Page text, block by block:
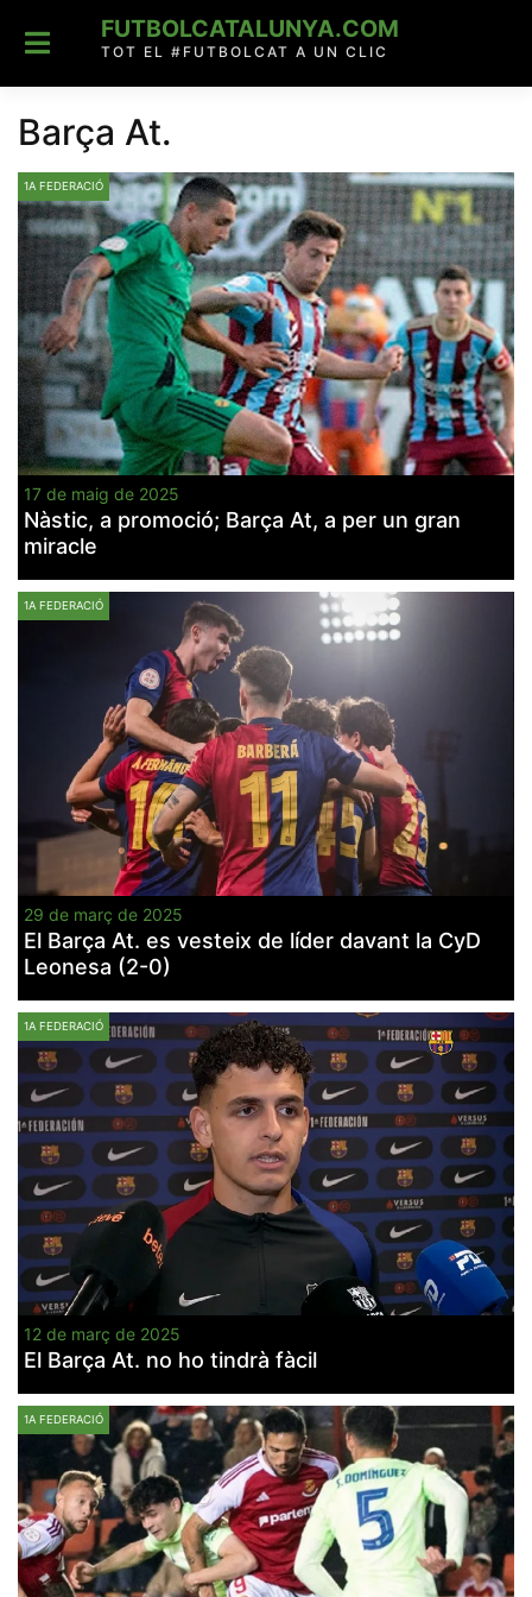
content
FUTBOLCATALUNYA.COM
TOT EL #FUTBOLCAT A UN CLIC
Barça At.
1A FEDERACIÓ
17 de maig de 2025
Nàstic, a promoció; Barça At, a per un gran
miracle
1A FEDERACIÓ
29 de març de 2025
El Barça At. es vesteix de líder davant la CyD
Leonesa (2-0)
1A FEDERACIÓ
12 de març de 2025
El Barça At. no ho tindrà fàcil
1A FEDERACIÓ
Aquestes
cookies no
són
opcionals,
són
necessàries
per al
funcionament
tècnic de la
web.
Estadístiques
Recopilem
de manera
anònima d'ús
del lloc web
per a millorar
la funcionalitat
i la seva
estructura.
Experiència
d'usuari
Alguns
components
tècnics del
nostre lloc web
emmagatzemen
dades en el seu
lloc funcioni tan
possible. Si
rebutja
aquestes
cookies
algunes
funcionalitats
desapareixeran
del lloc web.